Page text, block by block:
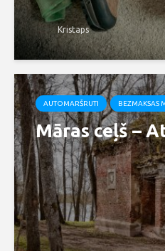
Kristaps
AUTOMARŠRUTI BEZMAKSAS
Māras ceļš –